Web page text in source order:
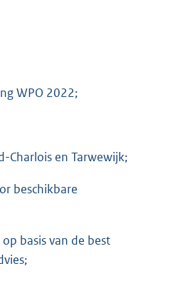
WPO 2022;
Charlois en Tarwewijk;
beschikbare
basis van de best